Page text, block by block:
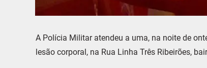
A Polícia Militar atendeu a uma, na noite de
lesão corporal, na Rua Linha Três Ribeirões,